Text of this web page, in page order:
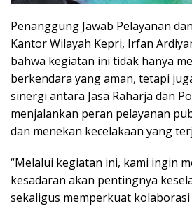
Penanggung Jawab Pelayanan
Kantor Wilayah Kepri, Irfan
bahwa kegiatan ini tidak hanya
berkendara yang aman, tetapi
sinergi antara Jasa Raharja dan
menjalankan peran pelayanan
dan menekan kecelakaan yang
“Melalui kegiatan ini, kami ingin
kesadaran akan pentingnya
sekaligus memperkuat kolaborasi